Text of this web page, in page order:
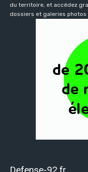
du territoire, et accédez
dossiers et galeries photos